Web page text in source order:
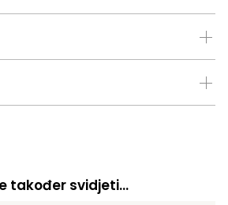
također svidjeti…